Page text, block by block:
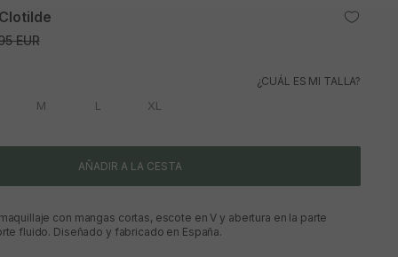
normal
EUR
¿CUÁL ES MI TALLA?
M L XL
AÑADIR A LA CESTA
con mangas cortas, escote en V y abertura en la parte
fluido. Diseñado y fabricado en España.